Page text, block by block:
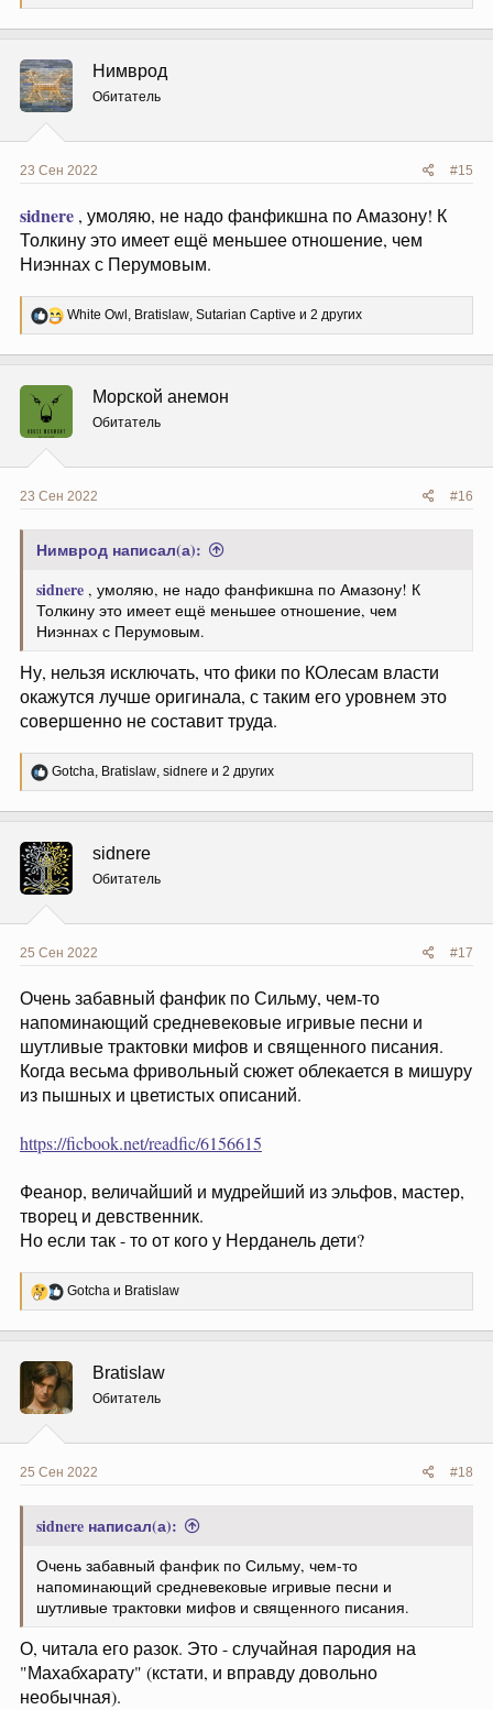
е
ц
и
и
:
Нимврод
Обитатель
23 Сен 2022 #15
sidnere , умоляю, не надо фанфикшна по Амазону! К
Толкину это имеет ещё меньшее отношение, чем
Ниэннах с Перумовым.
Р
е
ц
:
White Owl , Bratislaw, Sutarian Captive и 2 других
Морской анемон
Обитатель
23 Сен 2022 #16
Нимврод написал(а):
sidnere , умоляю, не надо фанфикшна по Амазону! К
Толкину это имеет ещё меньшее отношение, чем
Ниэннах с Перумовым.
Ну, нельзя исключать, что фики по КОлесам власти
окажутся лучше оригинала, с таким его уровнем это
совершенно не составит труда.
Р
е
ц
и
и
:
Gotcha, Bratislaw, sidnere и 2 других
sidnere
Обитатель
25 Сен 2022 #17
Очень забавный фанфик по Сильму, чем-то
напоминающий средневековые игривые песни и
шутливые трактовки мифов и священного писания.
Когда весьма фривольный сюжет облекается в мишуру
из пышных и цветистых описаний.
https://ficbook.net/readfic/6156615
Феанор, величайший и мудрейший из эльфов, мастер,
творец и девственник.
Но если так - то от кого у Нерданель дети?
Р
е
ц
и
и
:
Gotcha и Bratislaw
Bratislaw
Обитатель
25 Сен 2022 #18
sidnere написал(а):
Очень забавный фанфик по Сильму, чем-то
напоминающий средневековые игривые песни и
шутливые трактовки мифов и священного писания.
О, читала его разок. Это - случайная пародия на
"Махабхарату" (кстати, и вправду довольно
необычная).